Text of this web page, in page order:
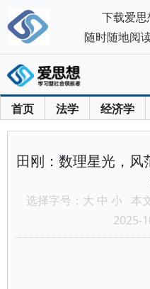
首页 法学 经济学
田刚：数理星光，
选择字号： 大 中 小 本
2025-
下载爱思
随时随地阅